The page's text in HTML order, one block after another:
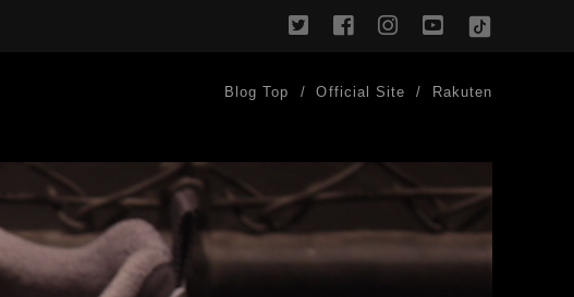
twitterfacebookinstagram
youtube
TikTok
Blog Top Official Site Rakuten